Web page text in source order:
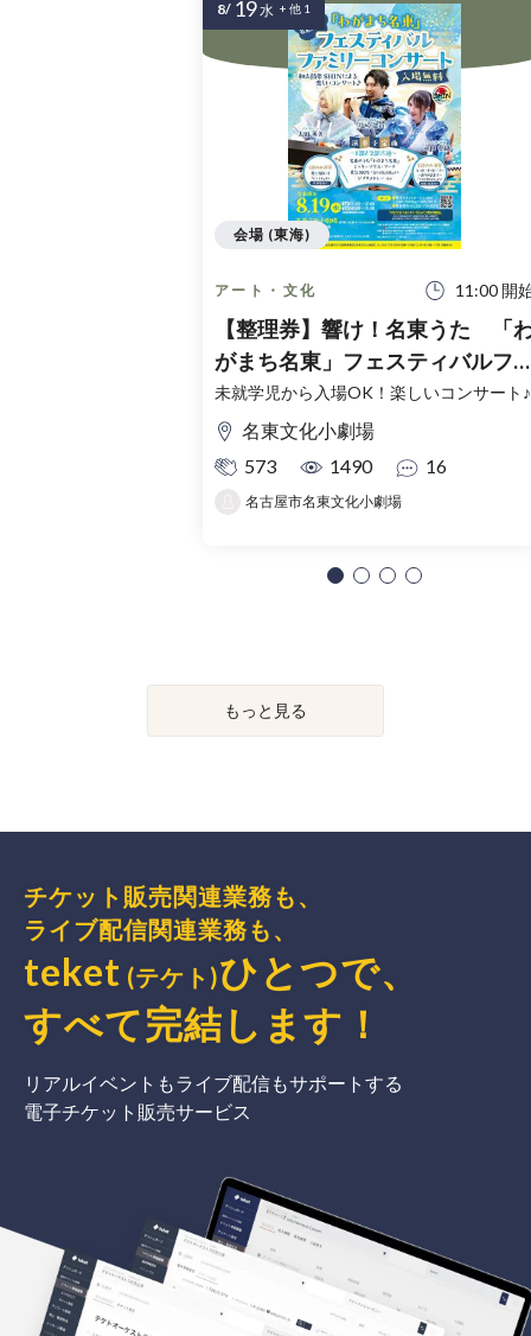
アート・文化 11:00 開
【整理券】響け！名東うた 「
がまち名東」フェスティバルフ
ミリーコンサート！
未就学児から入場OK！楽しいコンサート♪
名東文化小劇場
573
1490 16
名古屋市名東文化小劇場
会場 (東海)
8/ 19水 + 他 1
もっと見る
チケット販売関連業務も、
ライブ配信関連業務も、
teket (テケト)ひとつで、
すべて完結 します ！
リアルイベントもライブ配信もサポートする
電子チケット販売サービス